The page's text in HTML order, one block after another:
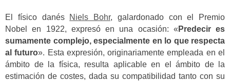
El físico danés Niels Bohr, galardonado con el Premio
Nobel en 1922, expresó en una ocasión: « Predecir es
sumamente complejo, especialmente en lo que respecta
al futuro». Esta expresión, originariamente empleada en el
ámbito de la física, resulta aplicable en el ámbito de la
estimación de costes, dada su compatibilidad tanto con su